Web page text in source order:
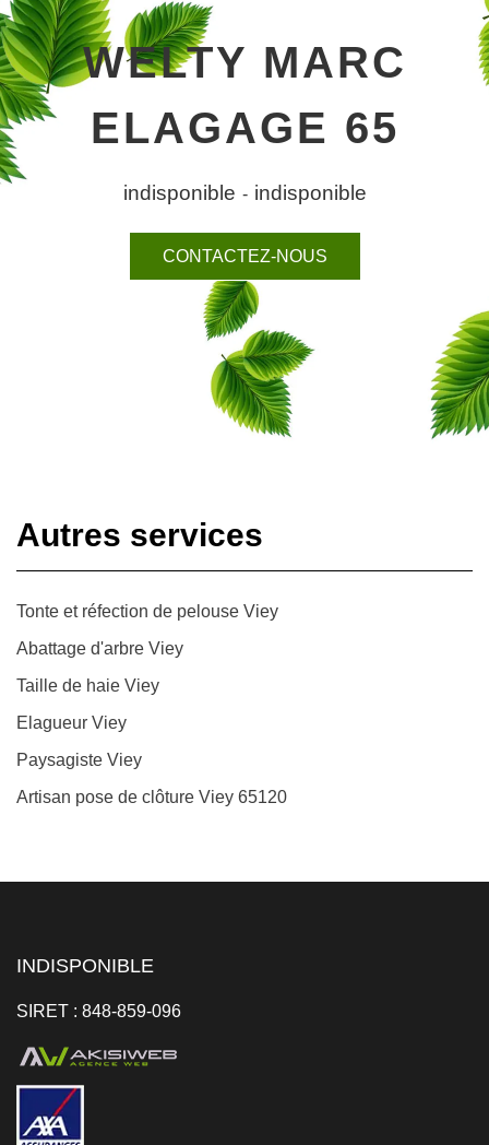
WELTY MARC
ELAGAGE 65
indisponible - indisponible
CONTACTEZ-NOUS
Autres services
Tonte et réfection de pelouse Viey
Abattage d'arbre Viey
Taille de haie Viey
Elagueur Viey
Paysagiste Viey
Artisan pose de clôture Viey 65120
INDISPONIBLE
SIRET : 848-859-096